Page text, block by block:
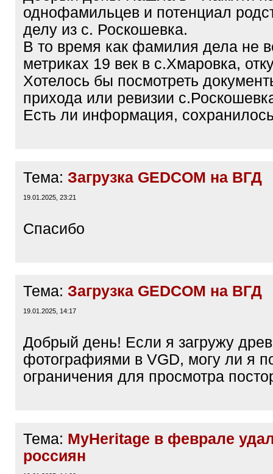
однофамильцев и потенциал
делу из с. Роскошевка.
В то время как фамилия дела не
метриках 19 век в с.Хмаровка,
Хотелось бы посмотреть
прихода или ревизии
Есть ли информация,
Тема: Загрузка GEDCOM на ВГД
19.01.2025, 23:21
Спасибо
Тема: Загрузка GEDCOM на ВГД
19.01.2025, 14:17
Добрый день! Если я загружу
фотографиями в VGD, могу ли я
ограничения для просмотра
Тема: MyHeritage в феврале
россиян